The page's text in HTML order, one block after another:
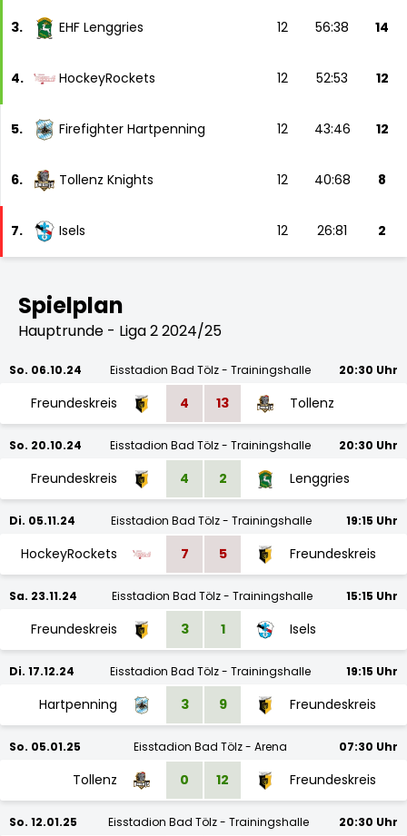
3. EHF Lenggries 12 56:38 14
4. HockeyRockets 12 52:53 12
5. Firefighter Hartpenning 12 43:46 12
6. Tollenz Knights 12 40:68 8
7. Isels 12 26:81 2
Spielplan
Hauptrunde - Liga 2 2024/25
So. 06.10.24 Eisstadion Bad Tölz - Trainingshalle 20:30 Uhr
Freundeskreis 4 13 Tollenz
So. 20.10.24 Eisstadion Bad Tölz - Trainingshalle 20:30 Uhr
Freundeskreis 4 2 Lenggries
Di. 05.11.24 Eisstadion Bad Tölz - Trainingshalle 19:15 Uhr
HockeyRockets 7 5 Freundeskreis
Sa. 23.11.24 Eisstadion Bad Tölz - Trainingshalle 15:15 Uhr
Freundeskreis 3 1 Isels
Di. 17.12.24 Eisstadion Bad Tölz - Trainingshalle 19:15 Uhr
Hartpenning 3 9 Freundeskreis
So. 05.01.25 Eisstadion Bad Tölz - Arena 07:30 Uhr
Tollenz 0 12 Freundeskreis
So. 12.01.25 Eisstadion Bad Tölz - Trainingshalle 20:30 Uhr